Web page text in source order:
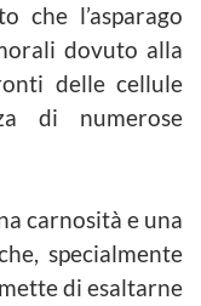
che l’asparago
dovuto alla
delle cellule
di numerose
carnosità e una
specialmente
di esaltarne